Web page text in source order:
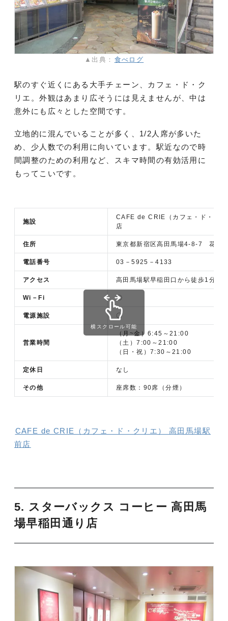
▲出典： 食べログ
駅のすぐ近くにある大手チェーン、カフェ・ド・ク
リエ。外観はあまり広そうには見えませんが、中は
意外にも広々とした空間です。
立地的に混んでいることが多く、1/2人席が多いた
め、少人数での利用に向いています。駅近なので時
間調整のための利用など、スキマ時間の有効活用に
もってこいです。
施設
CAFE de CRIE（カフェ・ド・ク
店
住所 東京都新宿区高田馬場4-8-7 花川
電話番号 03－5925－4133
アクセス 高田馬場駅早稲田口から徒歩1分
Wi－Fi 〇
電源施設 〇
営業時間
（月~金）6:45～21:00
（土）7:00～21:00
（日・祝）7:30～21:00
定休日 なし
その他 座席数：90席（分煙）
横スクロール可能
CAFE de CRIE（カフェ・ド・クリエ） 高田馬場駅
前店
5. スターバックス コーヒー 高田馬
場早稲田通り店